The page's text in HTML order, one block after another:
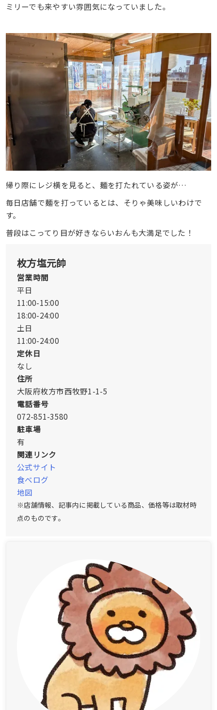
ミリーでも来やすい雰囲気になっていました。
帰り際にレジ横を見ると、麺を打たれている姿が…
毎日店舗で麺を打っているとは、そりゃ美味しいわけで
す。
普段はこってり目が好きならいおんも大満足でした！
枚方塩元帥
営業時間
平日
11:00-15:00
18:00-24:00
土日
11:00-24:00
定休日
なし
住所
大阪府枚方市西牧野1-1-5
電話番号
072-851-3580
駐車場
有
関連リンク
公式サイト
食べログ
地図
※店舗情報、記事内に掲載している商品、価格等は取材時
点のものです。